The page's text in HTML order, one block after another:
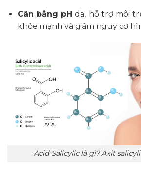
Cân bằng pH da, hỗ trợ môi
khỏe mạnh và giảm nguy cơ
Acid Salicylic là gì? Axit